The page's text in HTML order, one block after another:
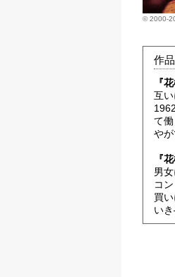
© 2000-
作
『
互
て
や
『
男
コ
買
い